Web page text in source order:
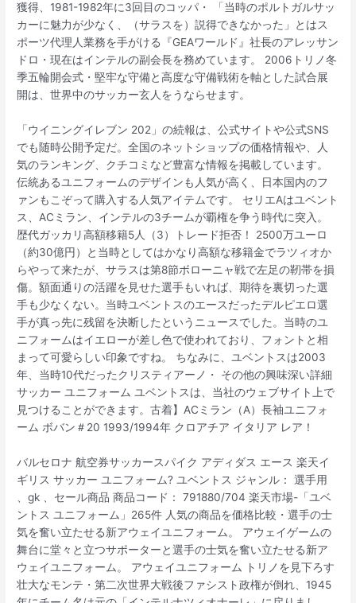
獲得、1981-1982年に3回目のコッパ・ 「当時のポルトガルサッ
カーに魅力が少なく、（サラスを）説得できなかった」とはス
ポーツ代理人業務を手がける『GEAワールド』社長のアレッサン
ドロ・現在はインテルの副会長を務めています。 2006トリノ冬
季五輪開会式・堅牢な守備と高度な守備戦術を軸とした試合展
開は、世界中のサッカー玄人をうならせます。
「ウイニングイレブン 202」の続報は、公式サイトや公式SNS
でも随時公開予定だ。全国のネットショップの価格情報や、人
気のランキング、クチコミなど豊富な情報を掲載しています。
伝統あるユニフォームのデザインも人気が高く、日本国内のフ
ァンもこぞって購入する人気アイテムです。 セリエAはユベント
ス、ACミラン、インテルの3チームが覇権を争う時代に突入。
歴代ガッカリ高額移籍5人（3）トレード拒否！ 2500万ユーロ
（約30億円）と当時としてはかなり高額な移籍金でラツィオか
らやって来たが、サラスは第8節ボローニャ戦で左足の靭帯を損
傷。額面通りの活躍を見せた選手もいれば、期待を裏切った選
手も少なくない。当時ユベントスのエースだったデルピエロ選
手が真っ先に残留を決断したというニュースでした。当時のユ
ニフォームはイエローが差し色で使われており、フォントと相
まって可愛らしい印象ですね。 ちなみに、ユベントスは2003
年、当時10代だったクリスティアーノ・ その他の興味深い詳細
サッカー ユニフォーム ユベントスは、当社のウェブサイト上で
見つけることができます。古着】ACミラン（A）長袖ユニフォ
ーム ボバン＃20 1993/1994年 クロアチア イタリア レア！
バルセロナ 航空券サッカースパイク アディダス エース 楽天イ
ギリス サッカー ユニフォーム? ユベントス ジャンル： 選手用
、gk 、セール商品 商品コード： 791880/704 楽天市場-「ユベ
ントス ユニフォーム」265件 人気の商品を価格比較・選手の士
気を奮い立たせる新アウェイユニフォーム。 アウェイゲームの
舞台に堂々と立つサポーターと選手の士気を奮い立たせる新ア
ウェイユニフォーム。 アウェイユニフォーム トリノを見下ろす
壮大なモンテ・第二次世界大戦後ファシスト政権が倒れ、1945